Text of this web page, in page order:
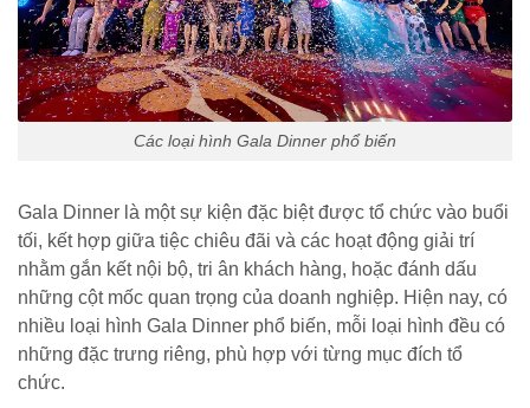
Các loại hình Gala Dinner phổ biến
Gala Dinner là một sự kiện đặc biệt được tổ chức vào buổi
tối, kết hợp giữa tiệc chiêu đãi và các hoạt động giải trí
nhằm gắn kết nội bộ, tri ân khách hàng, hoặc đánh dấu
những cột mốc quan trọng của doanh nghiệp. Hiện nay, có
nhiều loại hình Gala Dinner phổ biến, mỗi loại hình đều có
những đặc trưng riêng, phù hợp với từng mục đích tổ
chức.